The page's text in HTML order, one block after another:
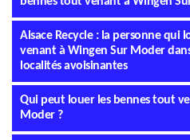
Alsace Recycle : la personne qui
venant à Wingen Sur Moder
localités avoisinantes
Qui peut louer les bennes tout
Moder ?